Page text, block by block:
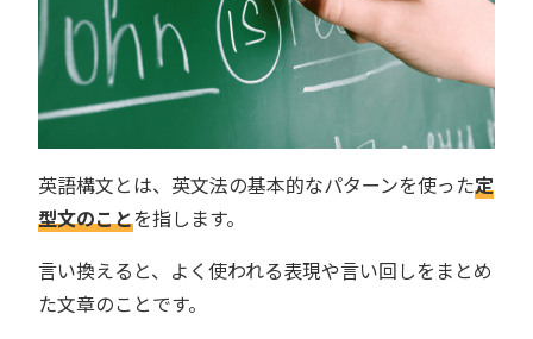
英語構文とは、英文法の基本的なパターンを使った定
型文のことを指します。
言い換えると、よく使われる表現や言い回しをまとめ
た文章のことです。